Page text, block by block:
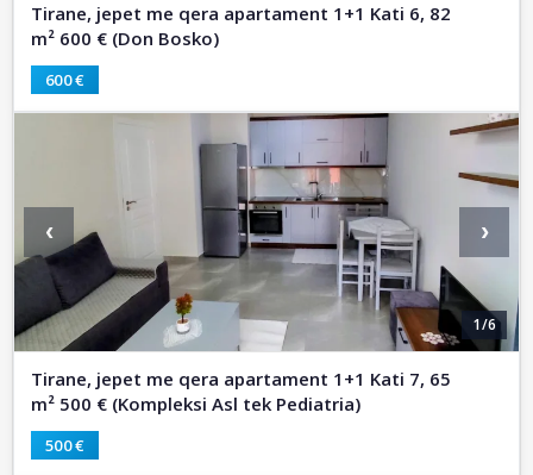
Tirane, jepet me qera apartament 1+1 Kati 6, 82
m² 600 € (Don Bosko)
600 €
1/6
‹ ›
Tirane, jepet me qera apartament 1+1 Kati 7, 65
m² 500 € (Kompleksi Asl tek Pediatria)
500 €